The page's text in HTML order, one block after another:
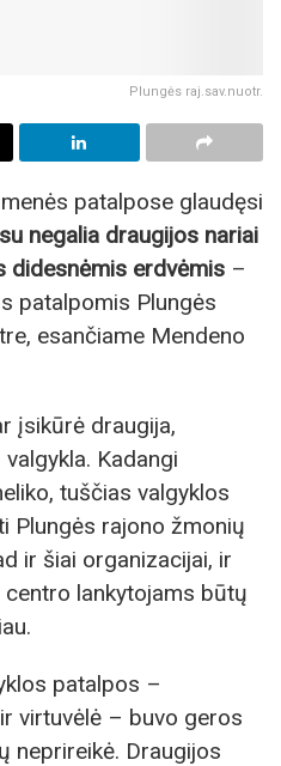
Plungės raj.sav.nuotr.
patalpose glaudęsi
negalia draugijos nariai
didesnėmis erdvėmis –
patalpomis Plungės
esančiame Mendeno
įsikūrė draugija,
Kadangi
tuščias valgyklos
Plungės rajono žmonių
ir šiai organizacijai, ir
lankytojams būtų
patalpos –
virtuvėlė – buvo geros
neprireikė. Draugijos